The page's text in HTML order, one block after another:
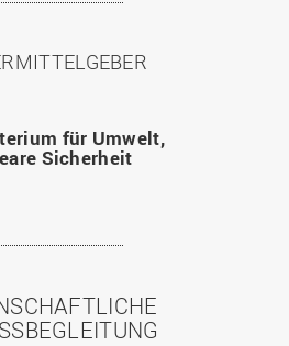
für Umwelt,
Sicherheit